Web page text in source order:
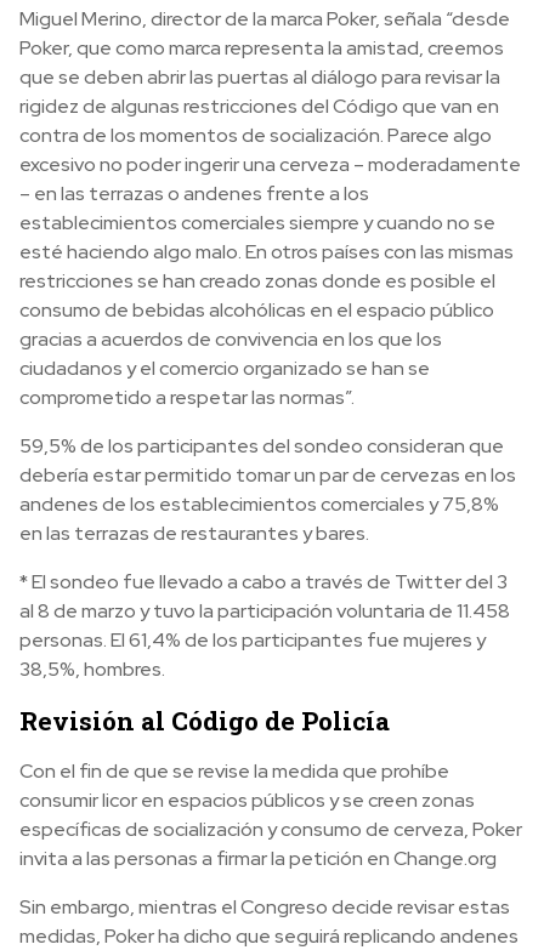
Miguel Merino, director de la marca Poker, señala “desde
Poker, que como marca representa la amistad, creemos
que se deben abrir las puertas al diálogo para revisar la
rigidez de algunas restricciones del Código que van en
contra de los momentos de socialización. Parece algo
excesivo no poder ingerir una cerveza – moderadamente
– en las terrazas o andenes frente a los
establecimientos comerciales siempre y cuando no se
esté haciendo algo malo. En otros países con las mismas
restricciones se han creado zonas donde es posible el
consumo de bebidas alcohólicas en el espacio público
gracias a acuerdos de convivencia en los que los
ciudadanos y el comercio organizado se han se
comprometido a respetar las normas”.
59,5% de los participantes del sondeo consideran que
debería estar permitido tomar un par de cervezas en los
andenes de los establecimientos comerciales y 75,8%
en las terrazas de restaurantes y bares.
* El sondeo fue llevado a cabo a través de Twitter del 3
al 8 de marzo y tuvo la participación voluntaria de 11.458
personas. El 61,4% de los participantes fue mujeres y
38,5%, hombres.
Revisión al Código de Policía
Con el fin de que se revise la medida que prohíbe
consumir licor en espacios públicos y se creen zonas
específicas de socialización y consumo de cerveza, Poker
invita a las personas a firmar la petición en Change.org
Sin embargo, mientras el Congreso decide revisar estas
medidas, Poker ha dicho que seguirá replicando andenes